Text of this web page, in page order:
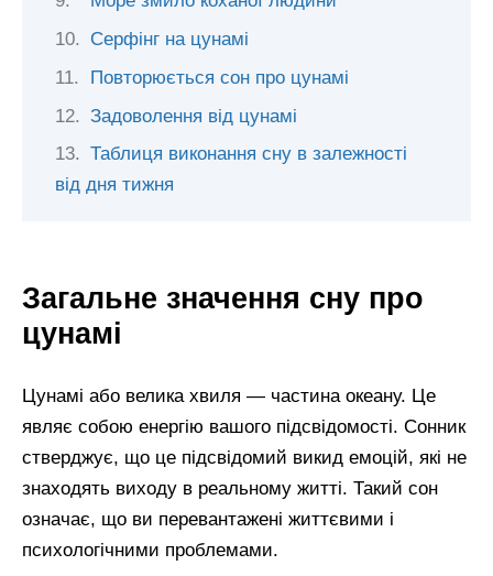
Серфінг на цунамі
Повторюється сон про цунамі
Задоволення від цунамі
Таблиця виконання сну в залежності
від дня тижня
Загальне значення сну про
цунамі
Цунамі або велика хвиля — частина океану. Це
являє собою енергію вашого підсвідомості. Сонник
стверджує, що це підсвідомий викид емоцій, які не
знаходять виходу в реальному житті. Такий сон
означає, що ви перевантажені життєвими і
психологічними проблемами.